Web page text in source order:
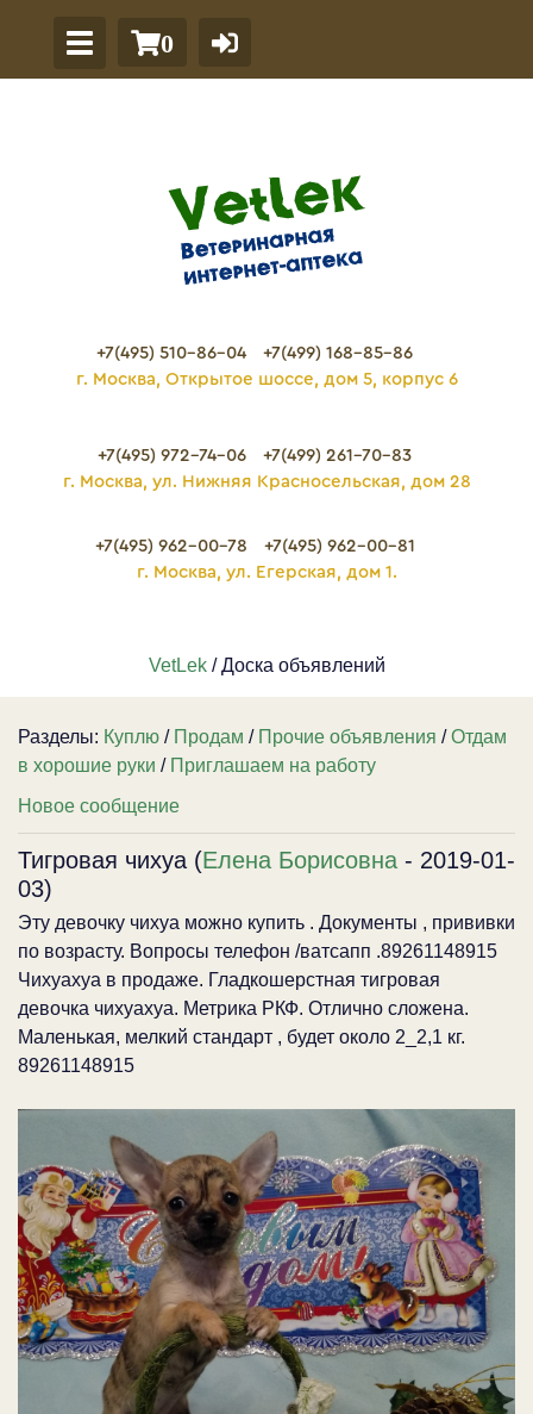
0
+7(495) 510-86-04
+7(499) 168-85-86
г. Москва, Открытое шоссе, дом 5, корпус 6
+7(495) 972-74-06
+7(499) 261-70-83
г. Москва, ул. Нижняя Красносельская, дом 28
+7(495) 962-00-78
+7(495) 962-00-81
г. Москва, ул. Егерская, дом 1.
VetLek/ Доска объявлений
Разделы: Куплю / Продам / Прочие объявления /Отдам
в хорошие руки / Приглашаем на работу
Новое сообщение
Тигровая чихуа (Елена Борисовна - 2019-01-
03)
Эту девочку чихуа можно купить . Документы , прививки
по возрасту. Вопросы телефон /ватсапп .89261148915
Чихуахуа в продаже. Гладкошерстная тигровая
девочка чихуахуа. Метрика РКФ. Отлично сложена.
Маленькая, мелкий стандарт , будет около 2_2,1 кг.
89261148915